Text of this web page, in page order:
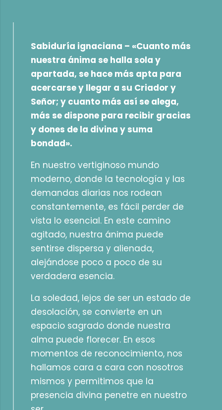
Sabiduría ignaciana – «Cuanto más
nuestra ánima se halla sola y
apartada, se hace más apta para
acercarse y llegar a su Criador y
Señor; y cuanto más así se alega,
más se dispone para recibir gracias
y dones de la divina y suma
bondad».
En nuestro vertiginoso mundo
moderno, donde la tecnología y las
demandas diarias nos rodean
constantemente, es fácil perder de
vista lo esencial. En este camino
agitado, nuestra ánima puede
sentirse dispersa y alienada,
alejándose poco a poco de su
verdadera esencia.
La soledad, lejos de ser un estado de
desolación, se convierte en un
espacio sagrado donde nuestra
alma puede florecer. En esos
momentos de reconocimiento, nos
hallamos cara a cara con nosotros
mismos y permitimos que la
presencia divina penetre en nuestro